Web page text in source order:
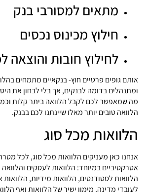
מתאים למסורבי בנק
חילוץ מכינוס נכסים
לחילוץ חובות והוצאה
אותם גופים פרטיים חוץ- בנקאיים מתמחים
ומתנהלים בדומה לבנקים, אך בלי לבחון את
מה שמאפשר לכם לקבל הלוואה ביתר קלות
הלוואה טובים יותר מאלו שיינתנו לכם בבנק.
הלוואות מכל סוג
אנחנו כאן מעניקים הלוואות מכל סוג, לכל
אטרקטיביים במיוחד: הלוואות לעסקים
הלוואות לסטודנטים, הלוואות מידיות,
לעובדי מדינה, מימון ישיר של הלוואות ואף